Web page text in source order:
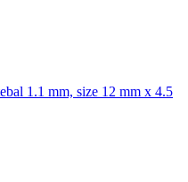
1.1 mm, size 12 mm x 4.5